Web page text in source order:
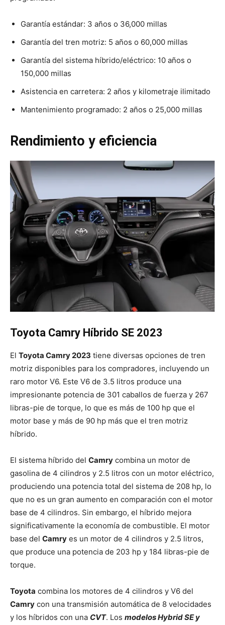
Garantía estándar: 3 años o 36,000 millas
Garantía del tren motriz: 5 años o 60,000 millas
Garantía del sistema híbrido/eléctrico: 10 años o
150,000 millas
Asistencia en carretera: 2 años y kilometraje ilimitado
Mantenimiento programado: 2 años o 25,000 millas
Rendimiento y eficiencia
Toyota Camry Híbrido SE 2023
El Toyota Camry 2023 tiene diversas opciones de tren
motriz disponibles para los compradores, incluyendo un
raro motor V6. Este V6 de 3.5 litros produce una
impresionante potencia de 301 caballos de fuerza y 267
libras-pie de torque, lo que es más de 100 hp que el
motor base y más de 90 hp más que el tren motriz
híbrido.
El sistema híbrido del Camry combina un motor de
gasolina de 4 cilindros y 2.5 litros con un motor eléctrico,
produciendo una potencia total del sistema de 208 hp, lo
que no es un gran aumento en comparación con el motor
base de 4 cilindros. Sin embargo, el híbrido mejora
significativamente la economía de combustible. El motor
base del Camry es un motor de 4 cilindros y 2.5 litros,
que produce una potencia de 203 hp y 184 libras-pie de
torque.
Toyota combina los motores de 4 cilindros y V6 del
Camry con una transmisión automática de 8 velocidades
y los híbridos con una CVT. Los modelos Hybrid SE y